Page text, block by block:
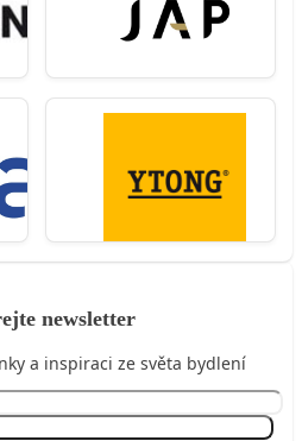
newsletter
a inspiraci ze světa bydlení